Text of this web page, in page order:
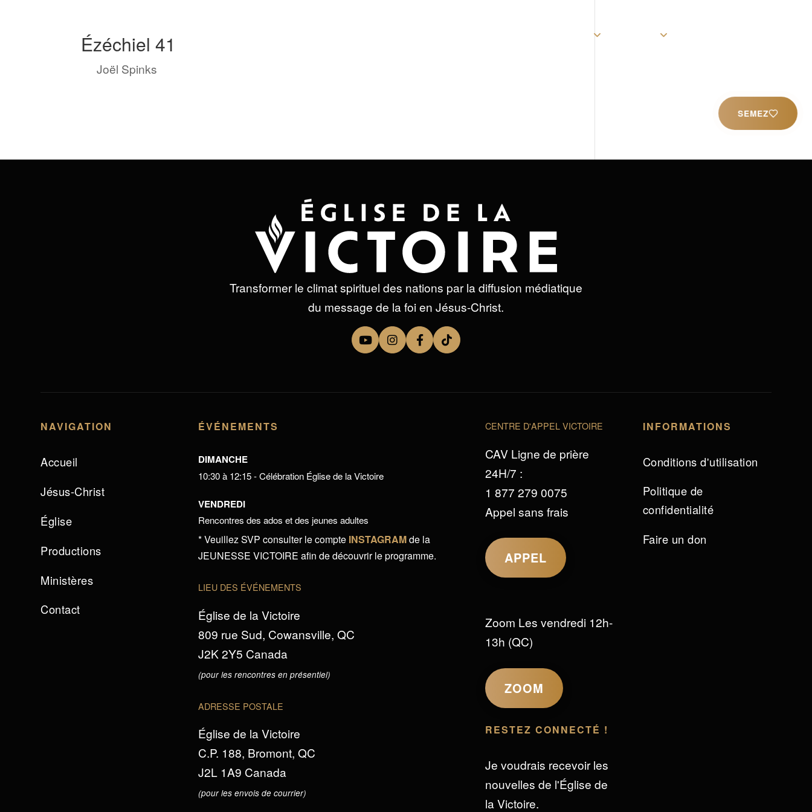
SEMEZ
Ézéchiel 41
byJoël Spinks
Transformer le climat spirituel des nations par la diffusion médiatique
du message de la foi en Jésus-Christ.
NAVIGATION
Accueil
Jésus-Christ
Église
Productions
Ministères
Contact
ÉVÉNEMENTS
DIMANCHE
10:30 à 12:15 - Célébration Église de la Victoire
VENDREDI
Rencontres des ados et des jeunes adultes
* Veuillez SVP consulter le compte INSTAGRAMde la
JEUNESSE VICTOIRE afin de découvrir le programme.
LIEU DES ÉVÉNEMENTS
Église de la Victoire
809 rue Sud, Cowansville, QC
J2K 2Y5 Canada
(pour les rencontres en présentiel)
ADRESSE POSTALE
Église de la Victoire
C.P. 188, Bromont, QC
J2L 1A9 Canada
(pour les envois de courrier)
CENTRE D'APPEL VICTOIRE
CAV Ligne de prière
24H/7 :
1 877 279 0075
Appel sans frais
APPEL
Zoom Les vendredi 12h-
13h (QC)
ZOOM
RESTEZ CONNECTÉ !
Je voudrais recevoir les
nouvelles de l'Église de
la Victoire.
INFORMATIONS
Conditions d'utilisation
Politique de
confidentialité
Faire un don